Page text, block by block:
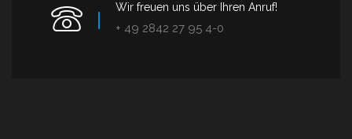
Wir freuen uns über Ihren Anruf!
+ 49 2842 27 95 4-0